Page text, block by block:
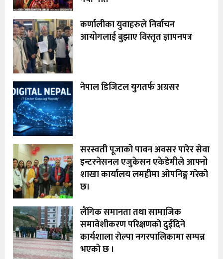
कर्णालीका युवाहरुले निर्वाचन
आयोगलाई बुझाए विस्तृत ज्ञापनपत्र
नेपाल डिजिटल युगतर्फ अग्रसर
सरस्वती पूजाको पावन अवसर पारेर सेवा
इन्टरनेसनल एजुकेसन एकेडेमीले आफ्नो
शाखा कार्यालय लमहीमा ओपनिङ्ग गरेको
छ।
लैंगिक समानता तथा सामाजिक
समावेशीकरण परिक्षणकाे दुईदिने
कार्यशाला राेल्पा नगरपालिकामा सम्पन्न
भएको छ ।